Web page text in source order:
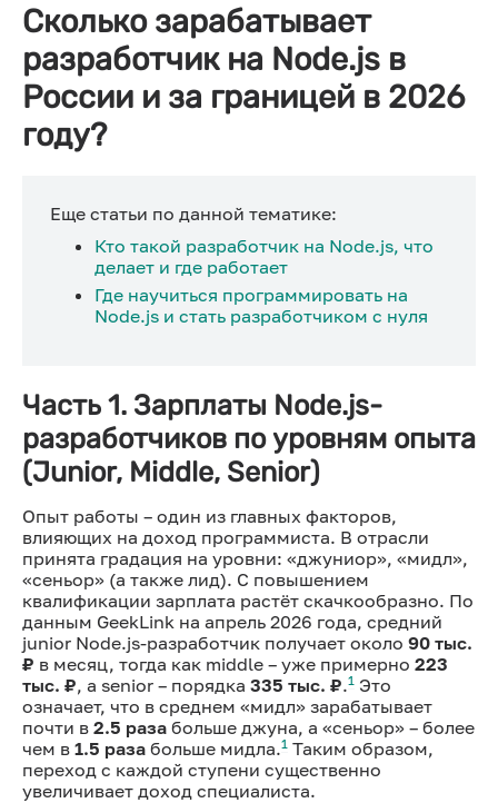
Сколько зарабатывает
разработчик на Node.js в
России и за границей в 2026
году?
Еще статьи по данной тематике:
Кто такой разработчик на Node.js, что
делает и где работает
Где научиться программировать на
Node.js и стать разработчиком с нуля
Часть 1. Зарплаты Node.js-
разработчиков по уровням опыта
(Junior, Middle, Senior)
Опыт работы – один из главных факторов,
влияющих на доход программиста. В отрасли
принята градация на уровни: «джуниор», «мидл»,
«сеньор» (а также лид). С повышением
квалификации зарплата растёт скачкообразно. По
данным GeekLink на апрель 2026 года, средний
junior Node.js-разработчик получает около 90 тыс.
₽ в месяц, тогда как middle – уже примерно 223
тыс. ₽, а senior – порядка 335 тыс. ₽.1 Это
означает, что в среднем «мидл» зарабатывает
почти в 2.5 раза больше джуна, а «сеньор» – более
чем в 1.5 раза больше мидла.1 Таким образом,
переход с каждой ступени существенно
увеличивает доход специалиста.